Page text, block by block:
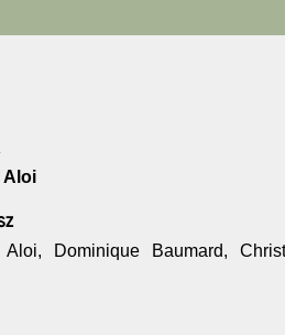
Aloi
Aloi, Dominique Baumard,